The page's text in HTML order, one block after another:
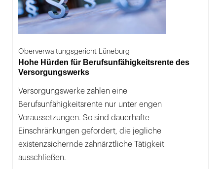
Oberverwaltungsgericht Lüneburg
Hohe Hürden für Berufsunfähigkeitsrente des
Versorgungswerks
Versorgungswerke zahlen eine
Berufsunfähigkeitsrente nur unter engen
Voraussetzungen. So sind dauerhafte
Einschränkungen gefordert, die jegliche
existenzsichernde zahnärztliche Tätigkeit
ausschließen.